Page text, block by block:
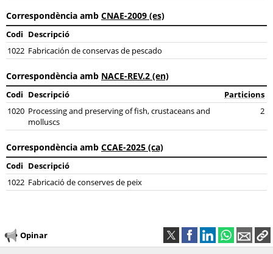
Correspondència amb CNAE-2009 (es)
Codi Descripció
1022 Fabricación de conservas de pescado
Correspondència amb NACE-REV.2 (en)
Codi Descripció
Particions
1020 Processing and preserving of fish, crustaceans and
molluscs
2
Correspondència amb CCAE-2025 (ca)
Codi Descripció
1022 Fabricació de conserves de peix
Opinar